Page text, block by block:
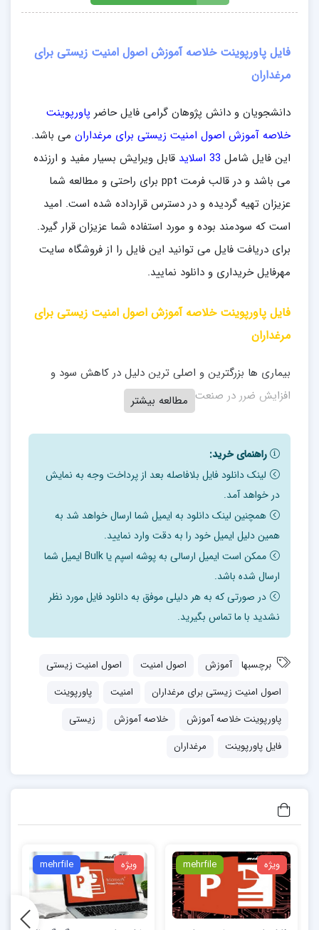
فایل پاورپوینت خلاصه آموزش اصول امنیت زیستی برای
مرغداران
دانشجویان و دانش پژوهان گرامی فایل حاضر پاورپوینت
خلاصه آموزش اصول امنیت زیستی برای مرغداران می باشد.
این فایل شامل 33 اسلاید
قابل ویرایش بسیار مفید و ارزنده
می باشد و در قالب فرمت ppt برای راحتی و مطالعه شما
عزیزان تهیه گردیده و در دسترس قرارداده شده است. امید
است که سودمند بوده و مورد استفاده شما عزیزان قرار گیرد.
برای دریافت فایل می توانید این فایل را از فروشگاه سایت
مهرفایل خریداری و دانلود نمایید.
فایل پاورپوینت خلاصه آموزش اصول امنیت زیستی برای
مرغداران
بیماری ها بزرگترین و اصلی ترین دلیل در کاهش سود و
افزایش ضرر در صنعت مرغداری است.
مزایای اقتصادی زیادی از قبیل کاهش هزینه حمل و نقل
طیور زنده ، مواد و تجهیزات دارد. همچنین هر واحد به منظور
استفاده حداکثری از امکانات خود به دنبال افزایش تراکم
پرورش در واحد سطح می باشد.
از سویی دیگر این تمرکز و افزایش تراکم باعث افزایش خطر
بروز بیماری ها می گردد که گاهی باعث ضررهای بسیار
سنگین می شود.
تقابل این دو رویداد باعث به وجود آمدن علمی به نام امنیت
زیستی شد. فلسفه این علم دستیابی به دستورالعملی برای
های عامل بیماری است که شامل مواردی مثل بهداشت
عمومی فارم ، برنامه واکسیناسیون ، رژیم های درمانی ، پایش
بیماری ، استفاده موثر از ضدعفونی کننده ها و … می باشد.
اجرای صحیح اصول امنیت زیستی یک هنر است
اجرای اصول امنیت زیستی ، نیازمند شناخت و ارزیابی دقیق
تا بتوان به موقع و با کمترین هزینه از وقوع آنها پیشگیری
کرد.
مفهوم امنیت زیستی:
مطالعه بیشتر
راهنمای خرید:
لینک دانلود فایل بلافاصله بعد از پرداخت وجه به نمایش
در خواهد آمد.
همچنین لینک دانلود به ایمیل شما ارسال خواهد شد به
همین دلیل ایمیل خود را به دقت وارد نمایید.
ممکن است ایمیل ارسالی به پوشه اسپم یا Bulk ایمیل شما
ارسال شده باشد.
در صورتی که به هر دلیلی موفق به دانلود فایل مورد نظر
نشدید با ما تماس بگیرید.
برچسبها آموزش اصول امنیت
اصول امنیت زیستی
اصول امنیت زیستی برای مرغداران
امنیت
پاورپوینت
پاورپوینت خلاصه آموزش
خلاصه آموزش
زیستی
فایل پاورپوینت
مرغداران
ویژه mehrfile ویژه mehrfile